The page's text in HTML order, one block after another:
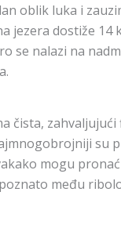
oblik luka i
jezera dostiže
se nalazi na
čista,
su
mogu
među